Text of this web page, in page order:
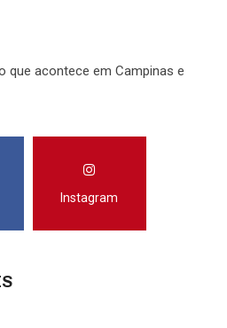
que acontece em Campinas e
Instagram